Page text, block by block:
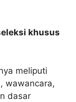
khusus
meliputi
wawancara,
dasar